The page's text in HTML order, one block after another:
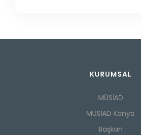
KURUMSAL
MÜSİAD
MÜSİAD Konya
Başkan